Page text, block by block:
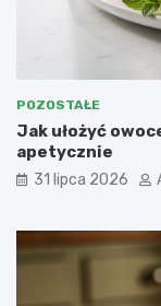
POZOSTAŁE
Jak ułożyć
apetycznie
31 lipca 2026